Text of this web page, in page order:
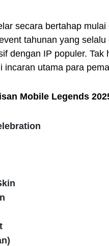
secara bertahap
tahunan yang selalu
dengan IP populer. Tak
incaran utama para
Mobile Legends